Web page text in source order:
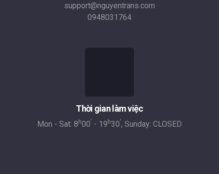
support@nguyentrans.com
0948031764
Thời gian làm việc
Mon - Sat: 8 h00' - 19 h30', Sunday: CLOSED